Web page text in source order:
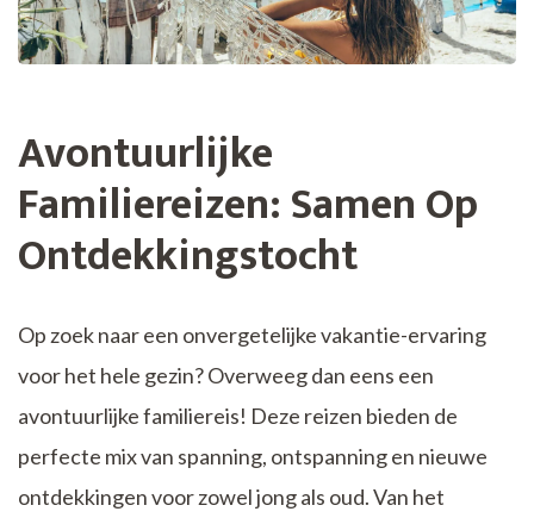
Avontuurlijke
Familiereizen: Samen Op
Ontdekkingstocht
Op zoek naar een onvergetelijke vakantie-ervaring
voor het hele gezin? Overweeg dan eens een
avontuurlijke familiereis! Deze reizen bieden de
perfecte mix van spanning, ontspanning en nieuwe
ontdekkingen voor zowel jong als oud. Van het